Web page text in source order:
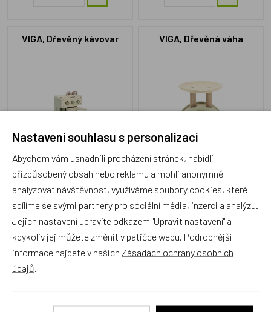
VIGA, Dřevěný kávovar
VIG442162
Skladem 2 ks
399 Kč
VIGA, Dřevěná váha
VIG442438
Skladem 1 ks
239 Kč
VIGA, Dřevěný hamburger a
VIGA, Dřevěné zmrzliny
Nastavení souhlasu s personalizací
Abychom vám usnadnili procházení stránek, nabídli
přizpůsobený obsah nebo reklamu a mohli anonymně
analyzovat návštěvnost, využíváme soubory cookies, které
sdílíme se svými partnery pro sociální média, inzerci a analýzu.
Jejich nastavení upravíte odkazem "Upravit nastavení" a
kdykoliv jej můžete změnit v patičce webu. Podrobnější
informace najdete v našich Zásadách ochrany osobních
údajů